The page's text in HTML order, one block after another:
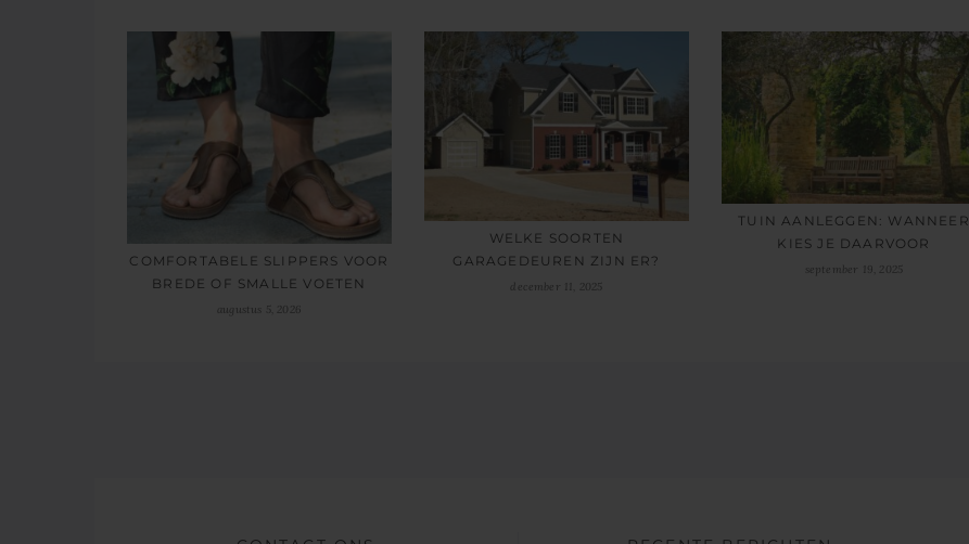
COMFORTABELE SLIPPERS VOOR
BREDE OF SMALLE VOETEN
augustus 5, 2026
WELKE SOORTEN
GARAGEDEUREN ZIJN ER?
december 11, 2025
TUIN AANLEGGEN: WANNEER
KIES JE DAARVOOR
september 19, 2025